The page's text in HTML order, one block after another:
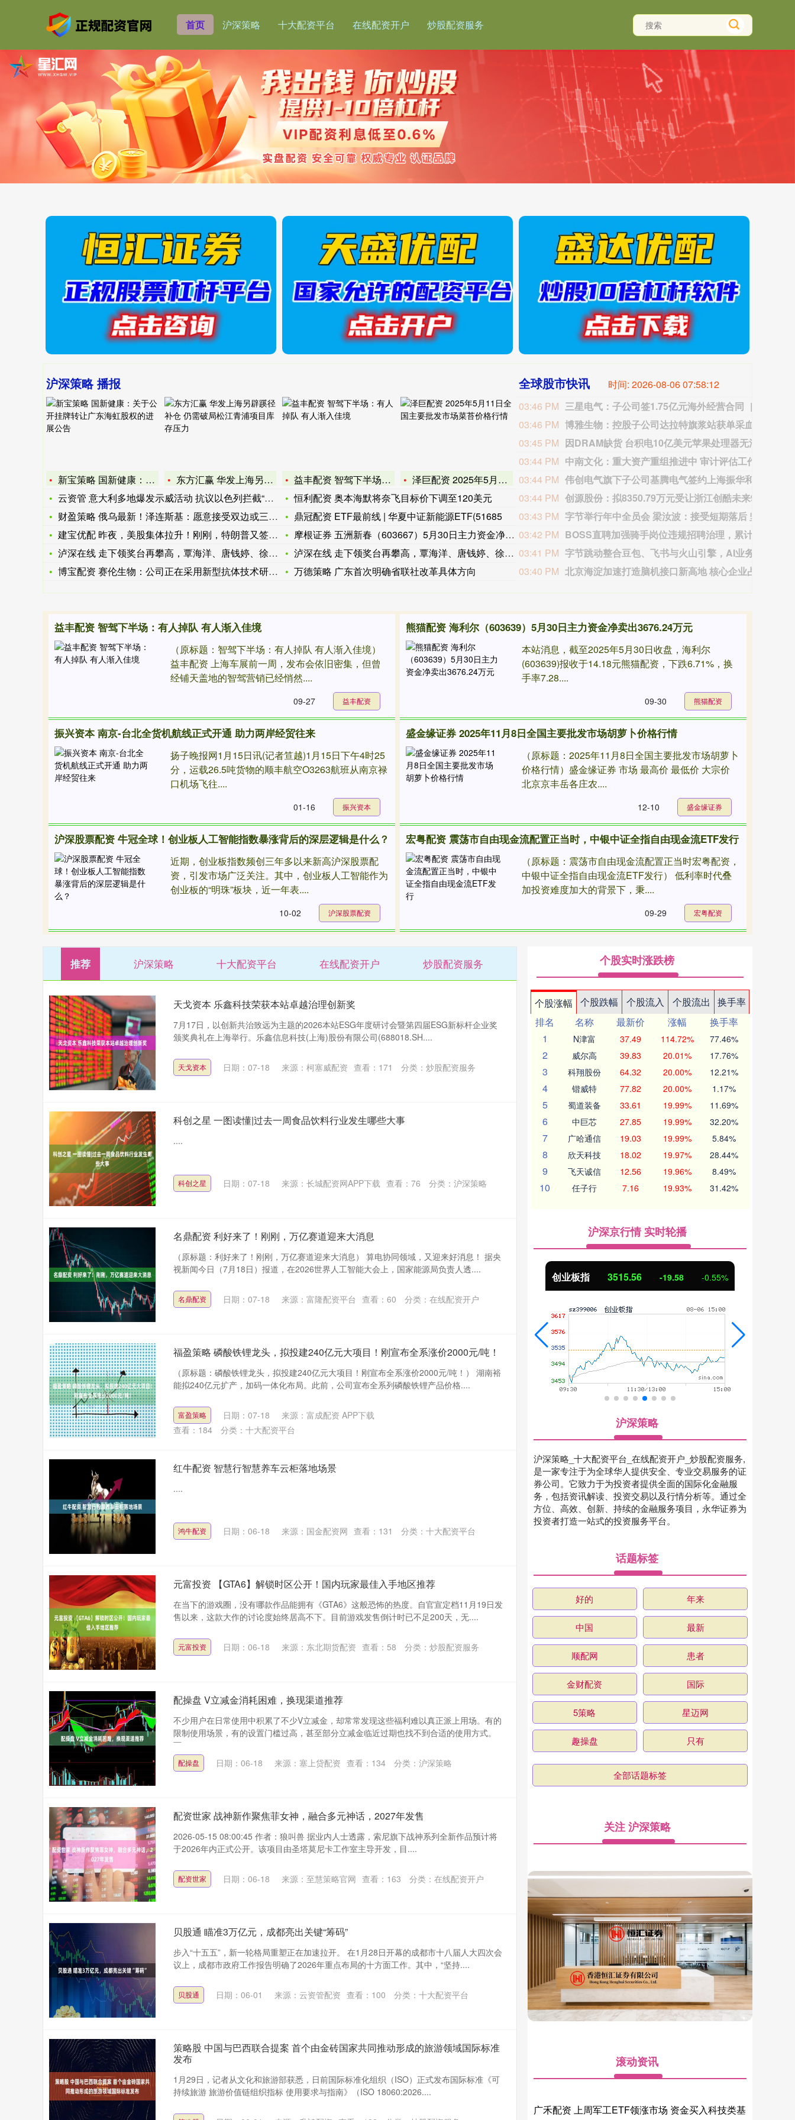
首页 沪深策略 十大配资平台 在线配资开户 炒股配资服务
沪深策略 播报
新宝策略 国新健康：关于公开挂牌转让广东海虹股权的进展公告
东方汇赢 华发上海另辟蹊径补仓 仍需破局松江青浦项目库存压力
云资管 意大利多地爆发示威活动 抗议以色列拦截“全球坚韧船队
财盈策略 俄乌最新！泽连斯基：愿意接受双边或三边会谈！特朗普
建宝优配 昨夜，美股集体拉升！刚刚，特朗普又签新关税！
泸深在线 走下领奖台再攀高，覃海洋、唐钱婷、徐卓一对奥运会有
博宝配资 赛伦生物：公司正在采用新型抗体技术研发广谱抗蛇毒抗
益丰配资 智驾下半场：有人掉队 有人渐入佳境
泽巨配资 2025年5月11日全国主要批发市场菜苔价格行情
恒利配资 奥本海默将奈飞目标价下调至120美元
鼎冠配资 ETF最前线 | 华夏中证新能源ETF(51685
摩根证券 五洲新春（603667）5月30日主力资金净卖出2
泸深在线 走下领奖台再攀高，覃海洋、唐钱婷、徐卓一对奥运会有
万德策略 广东首次明确省联社改革具体方向
全球股市快讯 时间: 2026-08-06 07:58:13
03:46 PM 三星电气：子公司签1.75亿元海外经营合同
03:46 PM
03:45 PM
03:44 PM
03:44 PM
03:44 PM
03:43 PM
03:42 PM
03:41 PM
03:40 PM
益丰配资 智驾下半场：有人掉队 有人渐入佳境
（原标题：智驾下半场：有人掉队 有人渐入佳境）
益丰配资 上海车展前一周，发布会依旧密集，但曾
经铺天盖地的智驾营销已经悄然....
益丰配资
09-27
熊猫配资 海利尔（603639）5月30日主力资金净卖出3676.24万元
本站消息，截至2025年5月30日收盘，海利尔
(603639)报收于14.18元熊猫配资，下跌6.71%，换
手率7.28....
熊猫配资
09-30
振兴资本 南京-台北全货机航线正式开通 助力两岸经贸往来
扬子晚报网1月15日讯(记者笪越)1月15日下午4时25
分，运载26.5吨货物的顺丰航空O3263航班从南京禄
口机场飞往....
振兴资本
01-16
盛金缘证券 2025年11月8日全国主要批发市场胡萝卜价格行情
（原标题：2025年11月8日全国主要批发市场胡萝卜
价格行情）盛金缘证券 市场 最高价 最低价 大宗价
北京京丰岳各庄农....
盛金缘证券
12-10
沪深股票配资 牛冠全球！创业板人工智能指数暴涨背后的深层逻辑是什么？
近期，创业板指数频创三年多以来新高沪深股票配
资，引发市场广泛关注。其中，创业板人工智能作为
创业板的“明珠”板块，近一年表....
沪深股票配资
10-02
宏粤配资 震荡市自由现金流配置正当时，中银中证全指自由现金流ETF发行
（原标题：震荡市自由现金流配置正当时宏粤配资，
中银中证全指自由现金流ETF发行） 低利率时代叠
加投资难度加大的背景下，秉....
宏粤配资
09-29
推荐 沪深策略 十大配资平台 在线配资开户 炒股配资服务
天戈资本 乐鑫科技荣获本站卓越治理创新奖
7月17日，以创新共治致远为主题的2026本站ESG年度研讨会暨第四届ESG新标杆企业奖
颁奖典礼在上海举行。乐鑫信息科技(上海)股份有限公司(688018.SH....
天戈资本 日期：07-18 来源：柯塞威配资 查看： 171 分类： 炒股配资服务
科创之星 一图读懂|过去一周食品饮料行业发生哪些大事
....
科创之星 日期：07-18 来源：长城配资网APP下载 查看： 76 分类： 沪深策略
名鼎配资 利好来了！刚刚，万亿赛道迎来大消息
（原标题：利好来了！刚刚，万亿赛道迎来大消息） 算电协同领域，又迎来好消息！ 据央
视新闻今日（7月18日）报道，在2026世界人工智能大会上，国家能源局负责人透....
名鼎配资 日期：07-18 来源：富隆配资平台 查看： 60 分类： 在线配资开户
福盈策略 磷酸铁锂龙头，拟投建240亿元大项目！刚宣布全系涨价2000元/吨！
（原标题：磷酸铁锂龙头，拟投建240亿元大项目！刚宣布全系涨价2000元/吨！） 湖南裕
能拟240亿元扩产，加码一体化布局。此前，公司宣布全系列磷酸铁锂产品价格....
富盈策略 日期：07-18
来源：富成配资 APP下载
查看： 184 分类： 十大配资平台
红牛配资 智慧行智慧养车云柜落地场景
....
鸿牛配资 日期：06-18 来源：国金配资网 查看： 131 分类： 十大配资平台
元富投资 【GTA6】解锁时区公开！国内玩家最佳入手地区推荐
在当下的游戏圈，没有哪款作品能拥有《GTA6》这般恐怖的热度。自官宣定档11月19日发
售以来，这款大作的讨论度始终居高不下。目前游戏发售倒计时已不足200天，无....
元富投资 日期：06-18 来源：东北期货配资 查看： 58 分类： 炒股配资服务
配操盘 V立减金消耗困难，换现渠道推荐
不少用户在日常使用中积累了不少V立减金，却常常发现这些福利难以真正派上用场。有的
限制使用场景，有的设置门槛过高，甚至部分立减金临近过期也找不到合适的使用方式。
面....
配操盘 日期：06-18 来源：塞上贷配资 查看： 134 分类： 沪深策略
配资世家 战神新作聚焦菲女神，融合多元神话，2027年发售
2026-05-15 08:00:45 作者：狼叫兽 据业内人士透露，索尼旗下战神系列全新作品预计将
于2026年内正式公开。该项目由圣塔莫尼卡工作室主导开发，目....
配资世家 日期：06-18 来源：至慧策略官网 查看： 163 分类： 在线配资开户
贝股通 瞄准3万亿元，成都亮出关键“筹码”
步入“十五五”，新一轮格局重塑正在加速拉开。 在1月28日开幕的成都市十八届人大四次会
议上，成都市政府工作报告明确了2026年重点布局的十方面工作。其中，“坚持....
贝股通 日期：06-01 来源：云资管配资 查看： 100 分类： 十大配资平台
策略股 中国与巴西联合提案 首个由金砖国家共同推动形成的旅游领域国际标准
发布
1月29日，记者从文化和旅游部获悉，日前国际标准化组织（ISO）正式发布国际标准《可
持续旅游 旅游价值链组织指标 使用要求与指南》（ISO 18060:2026....
个股实时涨跌榜
个股涨幅 个股跌幅 个股流入 个股流出
换手率
排名
名称 最新价 涨幅
换手率
1
N津富 37.49 114.72% 77.46%
2 威尔高 39.83 20.01% 17.76%
3 科翔股份 64.32 20.00% 12.21%
4 锴威特 77.82 20.00% 1.17%
5 蜀道装备 33.61 19.99% 11.69%
6 中巨芯 27.85 19.99% 32.20%
7 广哈通信 19.03 19.99% 5.84%
8 欣天科技 18.02 19.97% 28.44%
9 飞天诚信 12.56 19.96% 8.49%
10 任子行 7.16 19.93% 31.42%
沪深京行情 实时轮播
-0.24% 沪深300 4651.31 -6.85 -0.15% 北证50 1122.88 3.42 创业板指 3515.56 -19.58 -0.55%
沪深策略
沪深策略_十大配资平台_在线配资开户_炒股配资服务,
是一家专注于为全球华人提供安全、专业交易服务的证
券公司。它致力于为投资者提供全面的国际化金融服
务，包括资讯解读、投资交易以及行情分析等。通过全
方位、高效、创新、持续的金融服务项目，永华证券为
投资者打造一站式的投资服务平台。
话题标签
好的 年来
中国 最新
顺配网 患者
金财配资 国际
5策略 星迈网
趣操盘 只有
全部话题标签
关注 沪深策略
滚动资讯
广
禾
配
资
上
周
军
工ETF
领
涨
市
场
资
金
买
入
科
技
类
基